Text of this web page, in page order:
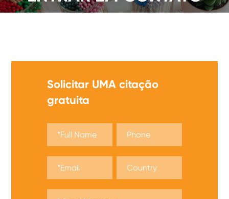
Solicitar UMA citação
gratuita